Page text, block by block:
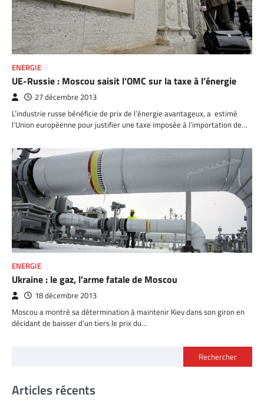
ENERGIE
UE-Russie : Moscou saisit l’OMC sur la taxe à l’énergie
27 décembre 2013
L’industrie russe bénéficie de prix de l’énergie avantageux, a estimé
l’Union européenne pour justifier une taxe imposée à l’importation de…
ENERGIE
Ukraine : le gaz, l’arme fatale de Moscou
18 décembre 2013
Moscou a montré sa détermination à maintenir Kiev dans son giron en
décidant de baisser d’un tiers le prix du…
Rechercher
Articles récents